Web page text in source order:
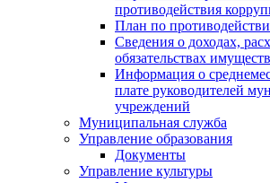
противодействия
План по
Сведения о доходах,
обязательствах
Информация о
плате руководителей
учреждений
Муниципальная служба
Управление образования
Документы
Управление культуры